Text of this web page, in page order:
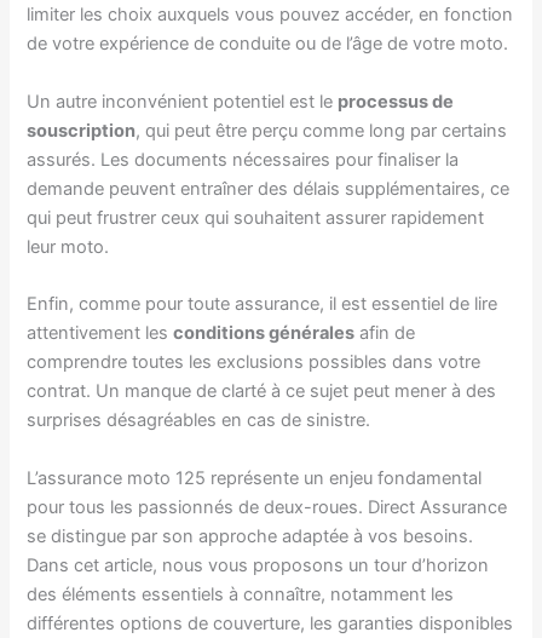
limiter les choix auxquels vous pouvez accéder, en fonction
de votre expérience de conduite ou de l’âge de votre moto.
Un autre inconvénient potentiel est le processus de
souscription, qui peut être perçu comme long par certains
assurés. Les documents nécessaires pour finaliser la
demande peuvent entraîner des délais supplémentaires, ce
qui peut frustrer ceux qui souhaitent assurer rapidement
leur moto.
Enfin, comme pour toute assurance, il est essentiel de lire
attentivement lesconditions générales afin de
comprendre toutes les exclusions possibles dans votre
contrat. Un manque de clarté à ce sujet peut mener à des
surprises désagréables en cas de sinistre.
L’assurance moto 125 représente un enjeu fondamental
pour tous les passionnés de deux-roues. Direct Assurance
se distingue par son approche adaptée à vos besoins.
Dans cet article, nous vous proposons un tour d’horizon
des éléments essentiels à connaître, notamment les
différentes options de couverture, les garanties disponibles